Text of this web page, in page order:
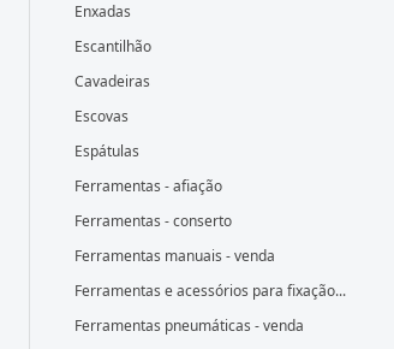
Enxadas
Escantilhão
Cavadeiras
Escovas
Espátulas
Ferramentas - afiação
Ferramentas - conserto
Ferramentas manuais - venda
Ferramentas e acessórios para fixação...
Ferramentas pneumáticas - venda